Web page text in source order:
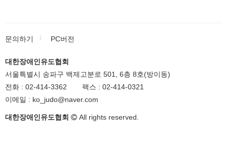
문의하기 PC버전
대한장애인유도협회
서울특별시 송파구 백제고분로 501, 6층 8호(방이동)
전화 : 02-414-3362 팩스 : 02-414-0321
이메일 : ko_judo@naver.com
대한장애인유도협회 All rights reserved.